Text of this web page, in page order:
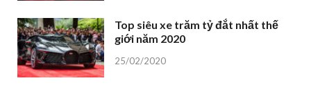
Top siêu xe trăm tỷ đắt nhất thế
giới năm 2020
25/02/2020